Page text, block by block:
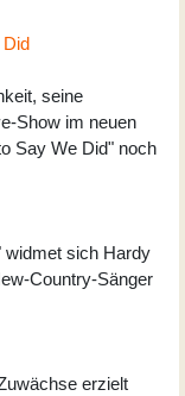
seine
Show im neuen
Say We Did" noch
widmet sich Hardy
Country-Sänger
erzielt